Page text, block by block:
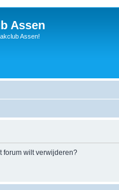
Assen
Assen!
forum wilt verwijderen?